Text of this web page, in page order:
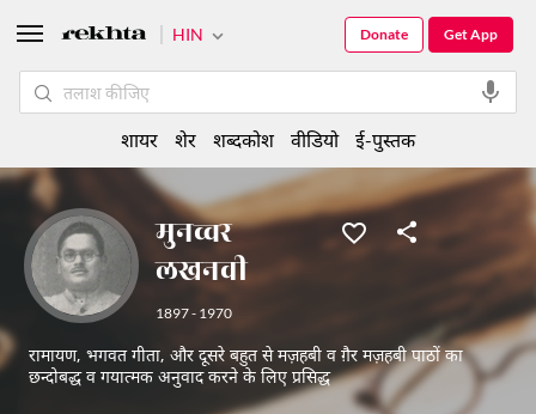
मुनव्वर
लखनवी
1897 - 1970
रामायण, भगवत गीता, और दूसरे बहुत से मज़हबी व ग़ैर मज़हबी पाठों का
छन्दोबद्ध व गयात्मक अनुवाद करने के लिए प्रसिद्ध
HIN Get App
Donate
शायर शेर शब्दकोश वीडियो ई-पुस्तक